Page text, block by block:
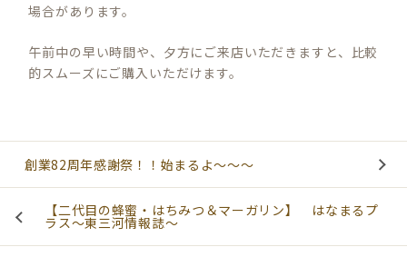
場合があります。
午前中の早い時間や、夕方にご来店いただきますと、比較
的スムーズにご購入いただけます。
創業82周年感謝祭！！始まるよ～～～
【二代目の蜂蜜・はちみつ＆マーガリン】 はなまるプ
ラス～東三河情報誌～